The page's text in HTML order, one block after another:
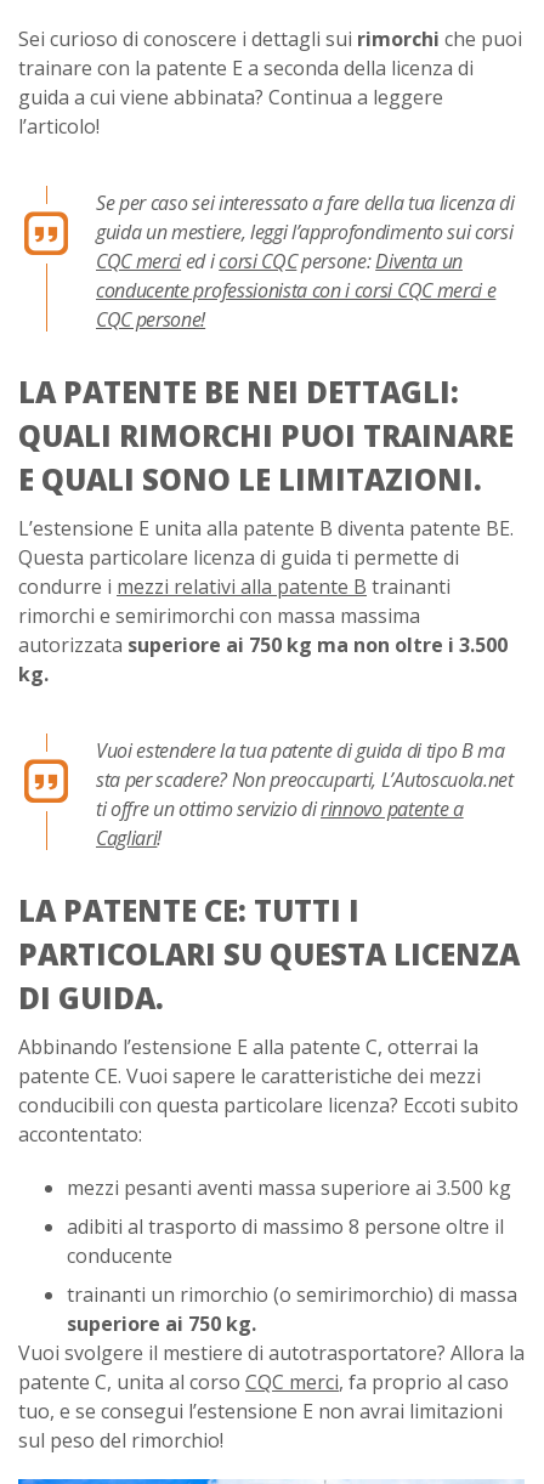
Sei curioso di conoscere i dettagli sui rimorchi che puoi
trainare con la patente E a seconda della licenza di
guida a cui viene abbinata? Continua a leggere
l’articolo!
Se per caso sei interessato a fare della tua licenza di
guida un mestiere, leggi l’approfondimento sui corsi
CQC mercied icorsi CQCpersone:Diventa un
conducente professionista con i corsi CQC merci e
CQC persone!
LA PATENTE BE NEI DETTAGLI:
QUALI RIMORCHI PUOI TRAINARE
E QUALI SONO LE LIMITAZIONI.
L’estensione E unita alla patente B diventa patente BE.
Questa particolare licenza di guida ti permette di
condurre i mezzi relativi alla patente B trainanti
rimorchi e semirimorchi con massa massima
autorizzata superiore ai 750 kg ma non oltre i 3.500
kg.
Vuoi estendere la tua patente di guida di tipo B ma
sta per scadere? Non preoccuparti, L’Autoscuola.net
ti offre un ottimo servizio dirinnovo patente a
Cagliari!
LA PATENTE CE: TUTTI I
PARTICOLARI SU QUESTA LICENZA
DI GUIDA.
Abbinando l’estensione E alla patente C, otterrai la
patente CE. Vuoi sapere le caratteristiche dei mezzi
conducibili con questa particolare licenza? Eccoti subito
accontentato:
mezzi pesanti aventi massa superiore ai 3.500 kg
adibiti al trasporto di massimo 8 persone oltre il
conducente
trainanti un rimorchio (o semirimorchio) di massa
superiore ai 750 kg.
Vuoi svolgere il mestiere di autotrasportatore? Allora la
patente C, unita al corso CQC merci, fa proprio al caso
tuo, e se consegui l’estensione E non avrai limitazioni
sul peso del rimorchio!